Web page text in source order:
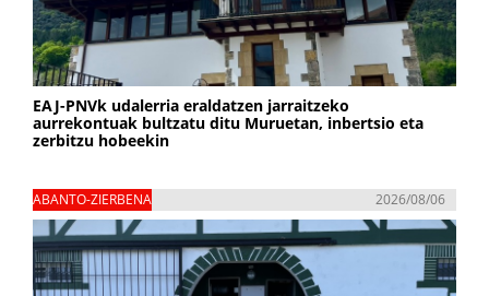
EAJ-PNVk udalerria eraldatzen jarraitzeko
aurrekontuak bultzatu ditu Muruetan, inbertsio eta
zerbitzu hobeekin
ABANTO-ZIERBENA 2026/08/06